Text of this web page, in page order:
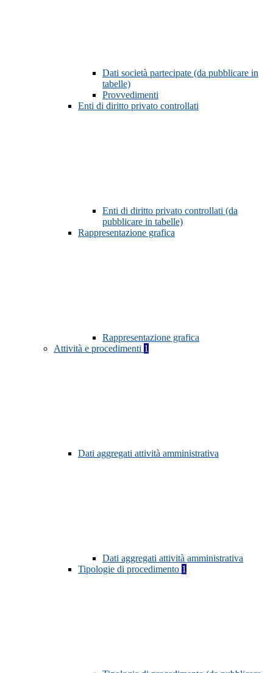
Dati società partecipate (da pubblicare in
tabelle)
Provvedimenti
Enti di diritto privato controllati
Enti di diritto privato controllati (da
pubblicare in tabelle)
Rappresentazione grafica
Rappresentazione grafica
Attività e procedimenti 1
Dati aggregati attività amministrativa
Dati aggregati attività amministrativa
Tipologie di procedimento 1